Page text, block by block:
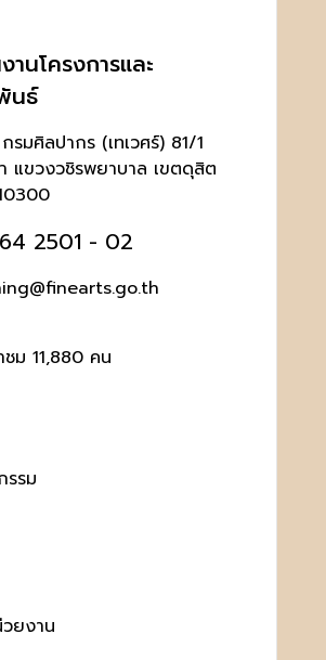
นโครงการและ
นธ์
รมศิลปากร (เทเวศร์) 81/1
แขวงวชิรพยาบาล เขตดุสิต
2501 - 02
ชม 11,880 คน
รรม
ยงาน